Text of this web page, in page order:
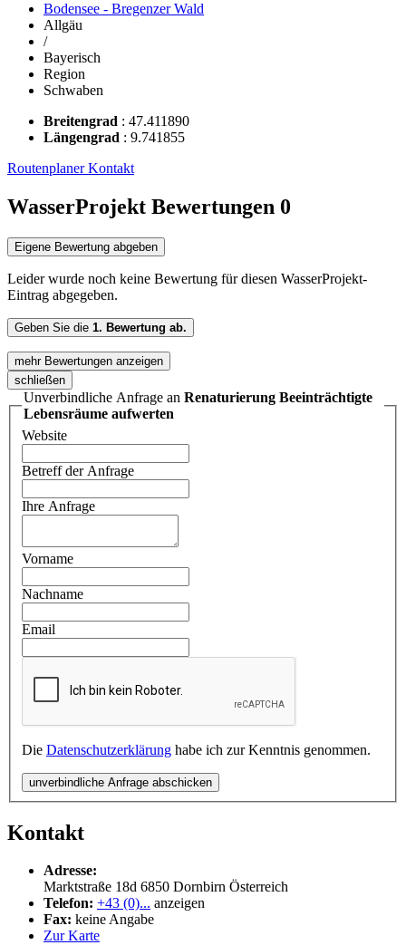
Bodensee - Bregenzer Wald
Allgäu
/
Bayerisch
Region
Schwaben
Breitengrad : 47.411890
Längengrad : 9.741855
RoutenplanerKontakt
WasserProjekt Bewertungen 0
Eigene Bewertung abgeben
Leider wurde noch keine Bewertung für diesen WasserProjekt-
Eintrag abgegeben.
Geben Sie die 1. Bewertung ab.
mehr Bewertungen anzeigen
schließen
Unverbindliche Anfrage an Renaturierung Beeinträchtigte
Lebensräume aufwerten
Website
Betreff der Anfrage
Ihre Anfrage
Vorname
Nachname
Email
Die Datenschutzerklärung habe ich zur Kenntnis genommen.
unverbindliche Anfrage abschicken
Kontakt
Adresse:
Marktstraße 18d 6850 Dornbirn Österreich
Telefon: +43 (0)... anzeigen
Fax: keine Angabe
Zur Karte